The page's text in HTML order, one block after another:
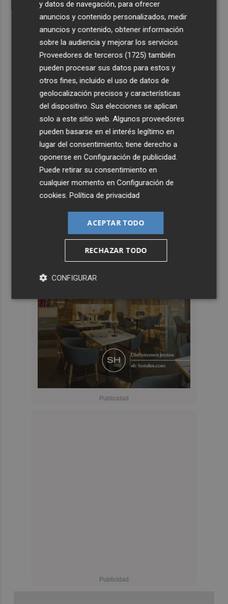
y datos de navegación, para ofrecer
anuncios y contenido personalizados, medir
anuncios y contenido, obtener información
sobre la audiencia y mejorar los servicios.
Proveedores de terceros (1725) también
pueden procesar sus datos para estos y
otros fines, incluido el uso de datos de
geolocalización precisos y características
del dispositivo. Sus elecciones se aplican
solo a este sitio web. Algunos proveedores
pueden basarse en el interés legítimo en
lugar del consentimiento; tiene derecho a
oponerse enConfiguración de publicidad
Puede retirar su consentimiento en
cualquier momento enConfiguración de
cookies .Política de privacidad
ACEPTAR TODO
RECHAZAR TODO
CONFIGURAR